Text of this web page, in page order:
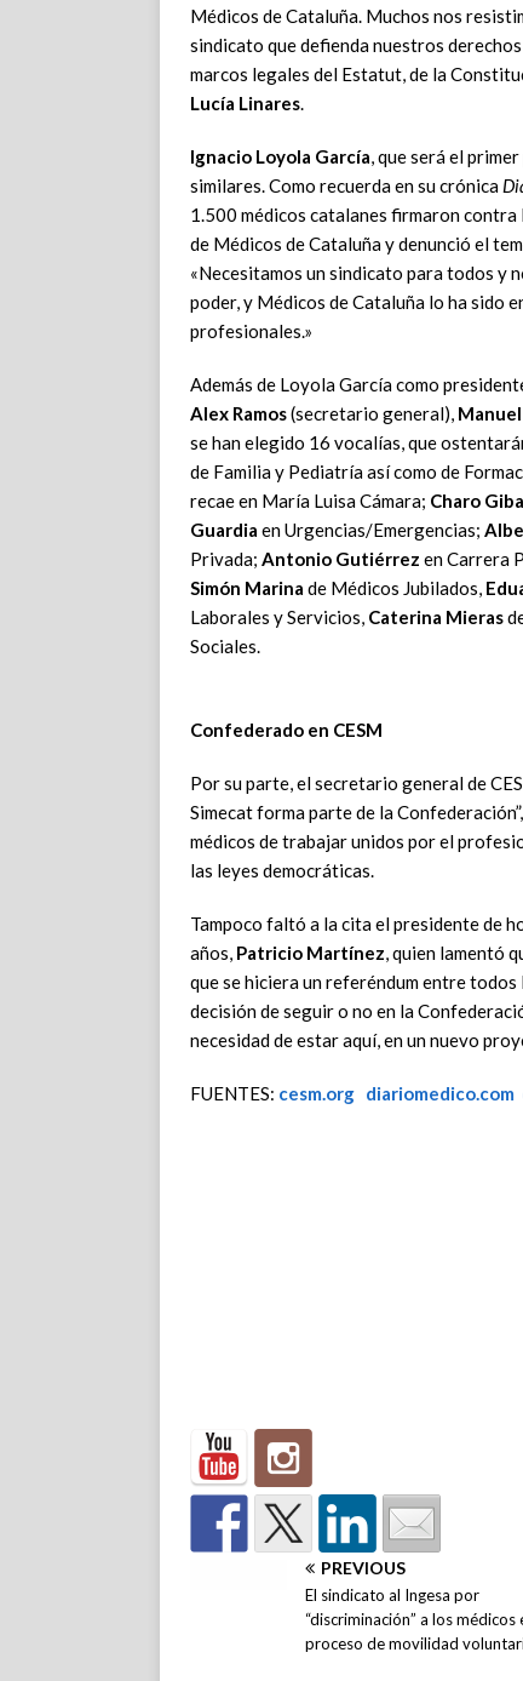
Médicos de Cataluña. Muchos nos
sindicato que defienda nuestros
marcos legales del Estatut, de la
Lucía Linares.
Ignacio Loyola García, que será el
similares. Como recuerda en su crónica
1.500 médicos catalanes firmaron
de Médicos de Cataluña y denunció el
«Necesitamos un sindicato para todos y
poder, y Médicos de Cataluña lo ha sido
profesionales.»
Además de Loyola García como
Alex Ramos(secretario general),
se han elegido 16 vocalías, que
de Familia y Pediatría así como de
recae en María Luisa Cámara; Charo
Guardia en Urgencias/Emergencias;
Privada; Antonio Gutiérrez en Carrera
Simón Marina de Médicos Jubilados,
Laborales y Servicios, Caterina Mieras
Sociales.
Confederado en CESM
Por su parte, el secretario general de
Simecat forma parte de la
médicos de trabajar unidos por el
las leyes democráticas.
Tampoco faltó a la cita el presidente de
años, Patricio Martínez, quien lamentó
que se hiciera un referéndum entre
decisión de seguir o no en la
necesidad de estar aquí, en un nuevo
FUENTES: cesm.org diariomedico.com
PREVIOUS
El sindicato al Ingesa por
“discriminación” a los médicos
proceso de movilidad